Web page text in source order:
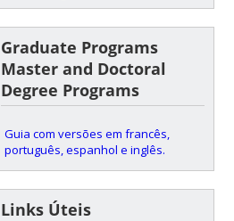
Graduate Programs
Master and Doctoral
Degree Programs
Guia com versões em francês,
português, espanhol e inglês.
Links Úteis